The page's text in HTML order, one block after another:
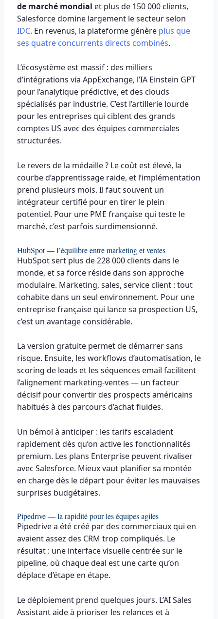
de marché mondial et plus de 150 000 clients,
Salesforce domine largement le secteur selon
IDC. En revenus, la plateforme génère plus que
ses quatre concurrents directs combinés.
L’écosystème est massif : des milliers
d’intégrations via AppExchange, l’IA Einstein GPT
pour l’analytique prédictive, et des clouds
spécialisés par industrie. C’est l’artillerie lourde
pour les entreprises qui ciblent des grands
comptes US avec des équipes commerciales
structurées.
Le revers de la médaille ? Le coût est élevé, la
courbe d’apprentissage raide, et l’implémentation
prend plusieurs mois. Il faut souvent un
intégrateur certifié pour en tirer le plein
potentiel. Pour une PME française qui teste le
marché, c’est parfois surdimensionné.
HubSpot — l’équilibre entre marketing et ventes
HubSpot sert plus de 228 000 clients dans le
monde, et sa force réside dans son approche
modulaire. Marketing, sales, service client : tout
cohabite dans un seul environnement. Pour une
entreprise française qui lance sa prospection US,
c’est un avantage considérable.
La version gratuite permet de démarrer sans
risque. Ensuite, les workflows d’automatisation, le
scoring de leads et les séquences email facilitent
l’alignement marketing-ventes — un facteur
décisif pour convertir des prospects américains
habitués à des parcours d’achat fluides.
Un bémol à anticiper : les tarifs escaladent
rapidement dès qu’on active les fonctionnalités
premium. Les plans Enterprise peuvent rivaliser
avec Salesforce. Mieux vaut planifier sa montée
en charge dès le départ pour éviter les mauvaises
surprises budgétaires.
Pipedrive — la rapidité pour les équipes agiles
Pipedrive a été créé par des commerciaux qui en
avaient assez des CRM trop compliqués. Le
résultat : une interface visuelle centrée sur le
pipeline, où chaque deal est une carte qu’on
déplace d’étape en étape.
Le déploiement prend quelques jours. L’AI Sales
Assistant aide à prioriser les relances et à